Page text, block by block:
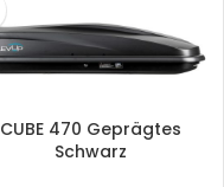
CUBE 470 Geprägtes
Schwarz